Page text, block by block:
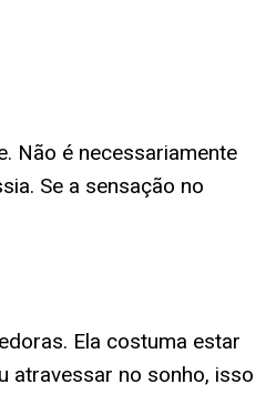
Não é necessariamente
Se a sensação no
Ela costuma estar
atravessar no sonho, isso